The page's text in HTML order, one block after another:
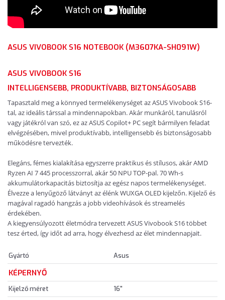
ASUS VIVOBOOK S16 NOTEBOOK (M3607KA-SH091W)
ASUS VIVOBOOK S16
INTELLIGENSEBB, PRODUKTÍVABB, BIZTONSÁGOSABB
Tapasztald meg a könnyed termelékenységet az ASUS Vivobook S16-
tal, az ideális társsal a mindennapokban. Akár munkáról, tanulásról
vagy játékról van szó, ez az ASUS Copilot+ PC segít bármilyen feladat
elvégzésében, mivel produktívabb, intelligensebb és biztonságosabb
működésre tervezték.
Elegáns, fémes kialakítása egyszerre praktikus és stílusos, akár AMD
Ryzen AI 7 445 processzorral, akár 50 NPU TOP-pal. 70 Wh-s
akkumulátorkapacitás biztosítja az egész napos termelékenységet.
Élvezze a lenyűgöző látványt az élénk WUXGA OLED kijelzőn. Kijelző és
magával ragadó hangzás a jobb videohívások és streamelés
érdekében.
A kiegyensúlyozott életmódra tervezett ASUS Vivobook S16 többet
tesz érted, így időt ad arra, hogy élvezhesd az élet mindennapjait.
Gyártó Asus
KÉPERNYŐ
Kijelző méret
16"